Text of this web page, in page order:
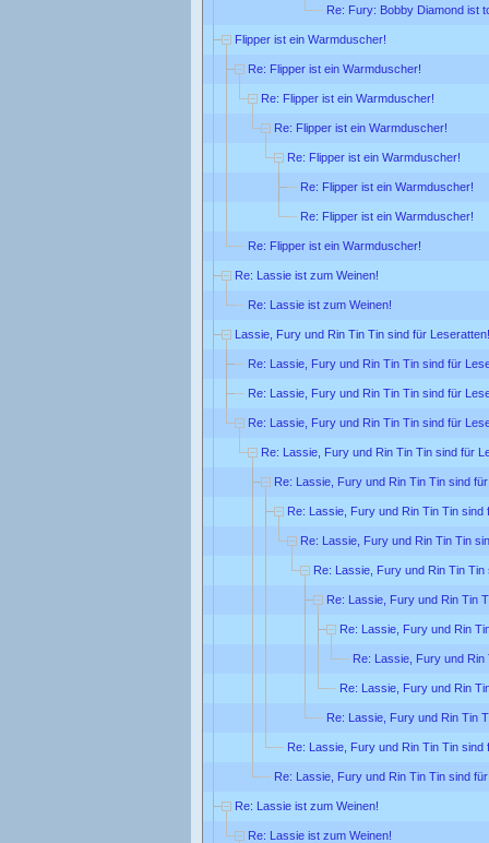
Re: Fury: Bobby Diamond ist
Flipper ist ein Warmduscher!
Re: Flipper ist ein Warmduscher!
Re: Flipper ist ein Warmduscher!
Re: Flipper ist ein Warmduscher!
Re: Flipper ist ein Warmduscher!
Re: Flipper ist ein Warmduscher!
Re: Flipper ist ein Warmduscher!
Re: Flipper ist ein Warmduscher!
Re: Lassie ist zum Weinen!
Re: Lassie ist zum Weinen!
Lassie, Fury und Rin Tin Tin sind für Leseratten!
Re: Lassie, Fury und Rin Tin Tin sind für
Re: Lassie, Fury und Rin Tin Tin sind für
Re: Lassie, Fury und Rin Tin Tin sind für
Re: Lassie, Fury und Rin Tin Tin sind für
Re: Lassie, Fury und Rin Tin Tin sind
Re: Lassie, Fury und Rin Tin Tin sind
Re: Lassie, Fury und Rin Tin Tin
Re: Lassie, Fury und Rin Tin
Re: Lassie, Fury und Rin Tin
Re: Lassie, Fury und Rin
Re: Lassie, Fury und
Re: Lassie, Fury und Rin
Re: Lassie, Fury und Rin Tin
Re: Lassie, Fury und Rin Tin Tin sind
Re: Lassie, Fury und Rin Tin Tin sind
Re: Lassie ist zum Weinen!
Re: Lassie ist zum Weinen!